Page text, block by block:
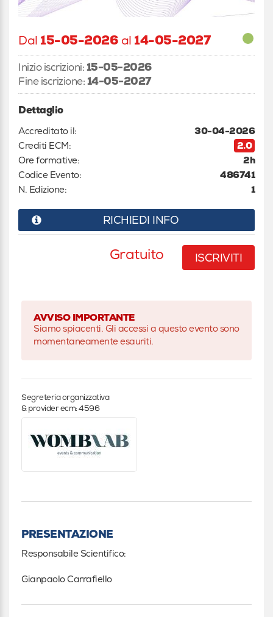
Dal 15-05-2026 al 14-05-2027
Inizio iscrizioni:15-05-2026
Fine iscrizione:14-05-2027
Dettaglio
Accreditato il:
30-04-2026
Crediti ECM:
2.0
Ore formative:
2h
Codice Evento:
486741
N. Edizione:
1
RICHIEDI INFO
ISCRIVITI
Gratuito
AVVISO IMPORTANTE
Siamo spiacenti. Gli accessi a questo evento sono
momentaneamente esauriti.
Segreteria organizzativa
& provider ecm: 4596
PRESENTAZIONE
Responsabile Scientifico:
Gianpaolo Carrafiello